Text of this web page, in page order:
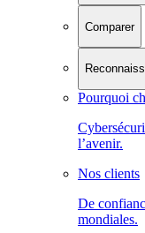
Comparer
Pourquoi
l’avenir.
Nos clients
De
mondiales.